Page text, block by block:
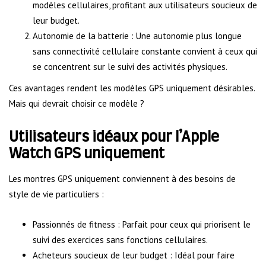
modèles cellulaires, profitant aux utilisateurs soucieux de
leur budget.
Autonomie de la batterie : Une autonomie plus longue
sans connectivité cellulaire constante convient à ceux qui
se concentrent sur le suivi des activités physiques.
Ces avantages rendent les modèles GPS uniquement désirables.
Mais qui devrait choisir ce modèle ?
Utilisateurs idéaux pour l’Apple
Watch GPS uniquement
Les montres GPS uniquement conviennent à des besoins de
style de vie particuliers :
Passionnés de fitness : Parfait pour ceux qui priorisent le
suivi des exercices sans fonctions cellulaires.
Acheteurs soucieux de leur budget : Idéal pour faire